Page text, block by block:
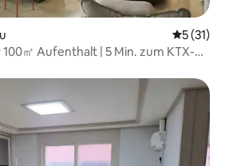
5 (31)
㎡ Aufenthalt | 5 Min. zum KTX-